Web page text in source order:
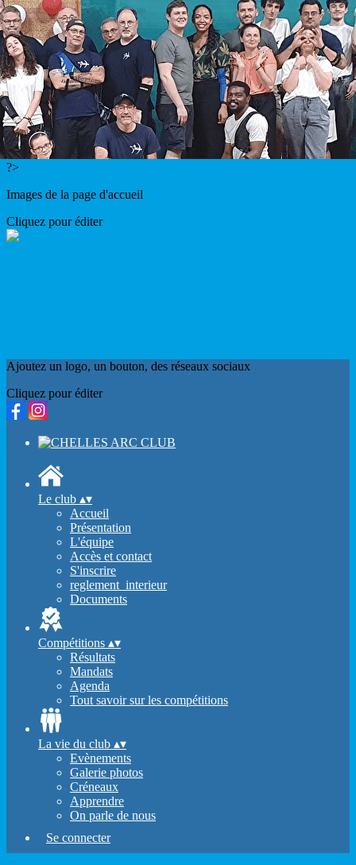
Menu
<
>
Evènements
Galerie photos
Créneaux
Apprendre
On parle de nous
?>
Images de la page d'accueil
Cliquez pour éditer
Ajoutez un logo, un bouton, des réseaux sociaux
Cliquez pour éditer
Le club ▴▾
Accueil
Présentation
L'équipe
Accès et contact
S'inscrire
reglement_interieur
Documents
Compétitions ▴▾
Résultats
Mandats
Agenda
Tout savoir sur les compétitions
La vie du club ▴▾
Evènements
Galerie photos
Créneaux
Apprendre
On parle de nous
Se connecter